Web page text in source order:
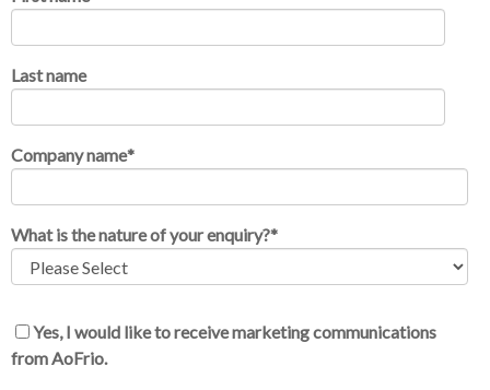
Last name
Company name*
What is the nature of your enquiry?*
Yes, I would like to receive marketing communications
from AoFrio.